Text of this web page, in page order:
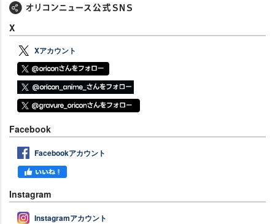
X
Xアカウント
Facebook
Facebookアカウント
Instagram
Instagramアカウント